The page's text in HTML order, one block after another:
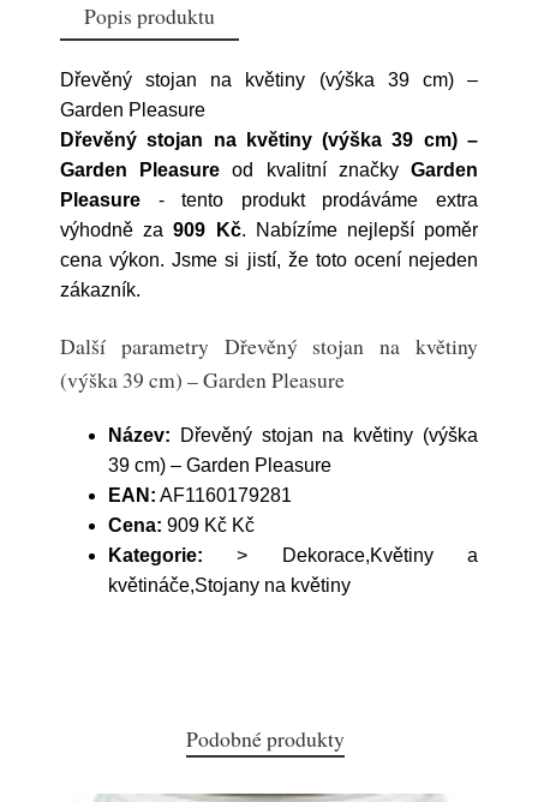
Popis produktu
Dřevěný stojan na květiny (výška 39 cm) –
Garden Pleasure
Dřevěný stojan na květiny (výška 39 cm) –
Garden Pleasure od kvalitní značkyGarden
Pleasure - tento produkt prodáváme extra
výhodně za909 Kč. Nabízíme nejlepší poměr
cena výkon. Jsme si jistí, že toto ocení nejeden
zákazník.
Další parametry Dřevěný stojan na květiny
(výška 39 cm) – Garden Pleasure
Název: Dřevěný stojan na květiny (výška
39 cm) – Garden Pleasure
EAN: AF1160179281
Cena: 909 Kč Kč
Kategorie: > Dekorace,Květiny a
květináče,Stojany na květiny
Podobné produkty